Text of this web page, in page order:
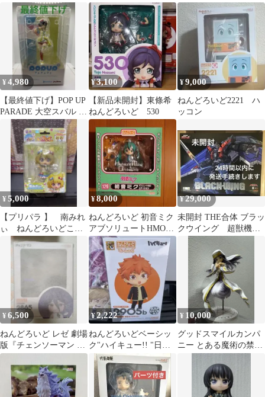
リルカ・アーデ
料 特典付き
田リョウ
¥4,980
【最終値下げ】POP UP
PARADE 大空スバル フ
ィギュア
¥3,100
【新品未開封】東條希
ねんどろいど 530
¥9,000
ねんどろいど2221 ハ
ッコン
¥5,000
【プリパラ 】 南みれ
ぃ ねんどろいどこ〜
¥8,000
ねんどろいど 初音ミク
アブソリュートHMO・
エディション 129
¥29,000
未開封 THE合体 ブラッ
クウイング 超獣機神
ダンクーガ
¥6,500
ねんどろいど レゼ 劇場
版『チェンソーマン レ
ゼ篇』
¥2,222
ねんどろいどベーシッ
ク"ハイキュー!! "日向
翔陽"ラストワン賞"他
セット
¥ 10,000
グッドスマイルカンパ
ニー とある魔術の禁書
フィギュア